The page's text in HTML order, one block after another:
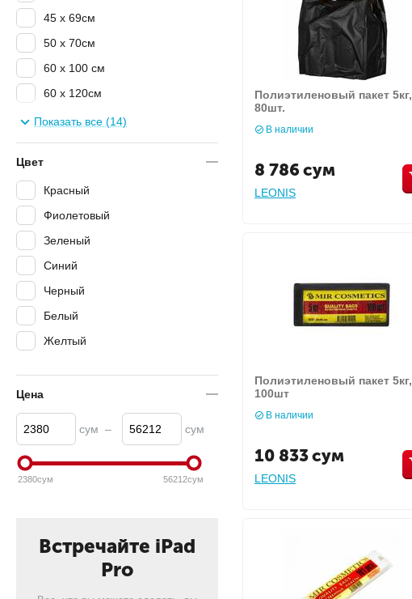
Полиэтиленовый пакет 5кг,
80шт.
В наличии
8 786 сум
LEONIS
Полиэтиленовый пакет 5кг,
100шт
В наличии
10 833сум
LEONIS
45 х 69см
50 х 70см
60 х 100 см
60 х 120см
60 х 90см
75 х 100см
80 х 110см
Показать все (14)
Цвет
Красный
Фиолетовый
Зеленый
Синий
Черный
Белый
Желтый
Цена
сум – сум
2380сум 56212сум
Встречайте iPad
Pro